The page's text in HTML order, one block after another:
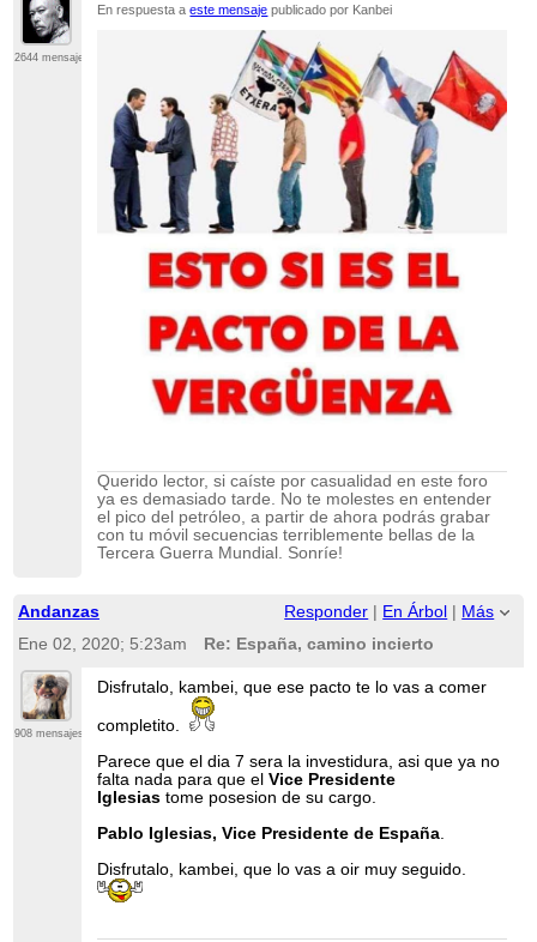
2644 mensajes
En respuesta aeste mensaje publicado por Kanbei
Querido lector, si caíste por casualidad en este foro
ya es demasiado tarde. No te molestes en entender
el pico del petróleo, a partir de ahora podrás grabar
con tu móvil secuencias terriblemente bellas de la
Tercera Guerra Mundial. Sonríe!
Andanzas Responder En Árbol
Más
Ene 02, 2020; 5:23am
Re: España, camino incierto
908 mensajes
Disfrutalo, kambei, que ese pacto te lo vas a comer
completito.
Parece que el dia 7 sera la investidura, asi que ya no
falta nada para que elVice Presidente
Iglesias tome posesion de su cargo.
Pablo Iglesias, Vice Presidente de España.
Disfrutalo, kambei, que lo vas a oir muy seguido.